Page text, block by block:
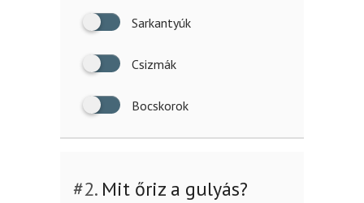
Sarkantyúk
Csizmák
Bocskorok
#2.Mit őriz a gulyás?